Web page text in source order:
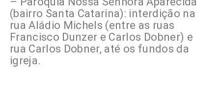
(bairro Santa Catarina): interdição na
rua Aládio Michels (entre as ruas
Francisco Dunzer e Carlos Dobner) e
rua Carlos Dobner, até os fundos da
igreja.